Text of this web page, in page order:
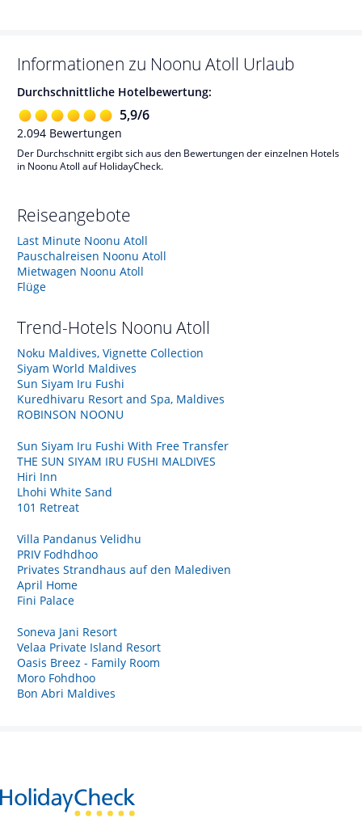
Informationen zu Noonu Atoll Urlaub
Durchschnittliche Hotelbewertung:
5,9/6
2.094 Bewertungen
Der Durchschnitt ergibt sich aus den Bewertungen der einzelnen Hotels
in Noonu Atoll auf HolidayCheck.
Reiseangebote
Last Minute Noonu Atoll
Pauschalreisen Noonu Atoll
Mietwagen Noonu Atoll
Flüge
Trend-Hotels Noonu Atoll
Noku Maldives, Vignette Collection
Siyam World Maldives
Sun Siyam Iru Fushi
Kuredhivaru Resort and Spa, Maldives
ROBINSON NOONU
Sun Siyam Iru Fushi With Free Transfer
THE SUN SIYAM IRU FUSHI MALDIVES
Hiri Inn
Lhohi White Sand
101 Retreat
Villa Pandanus Velidhu
PRIV Fodhdhoo
Privates Strandhaus auf den Malediven
April Home
Fini Palace
Soneva Jani Resort
Velaa Private Island Resort
Oasis Breez - Family Room
Moro Fohdhoo
Bon Abri Maldives